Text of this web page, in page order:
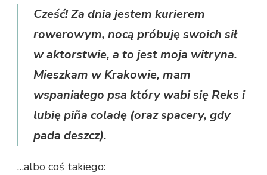
Cześć! Za dnia jestem kurierem
rowerowym, nocą próbuję swoich sił
w aktorstwie, a to jest moja witryna.
Mieszkam w Krakowie, mam
wspaniałego psa który wabi się Reks i
lubię piña coladę (oraz spacery, gdy
pada deszcz).
…albo coś takiego: